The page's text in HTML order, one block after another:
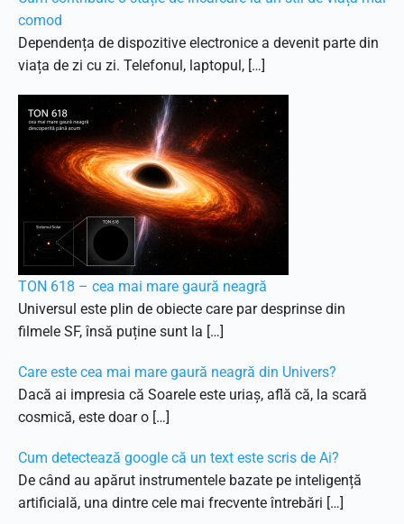
comod
Dependența de dispozitive electronice a devenit parte din
viața de zi cu zi. Telefonul, laptopul, […]
TON 618 – cea mai mare gaură neagră
Universul este plin de obiecte care par desprinse din
filmele SF, însă puține sunt la […]
Care este cea mai mare gaură neagră din Univers?
Dacă ai impresia că Soarele este uriaș, află că, la scară
cosmică, este doar o […]
Cum detectează google că un text este scris de Ai?
De când au apărut instrumentele bazate pe inteligență
artificială, una dintre cele mai frecvente întrebări […]